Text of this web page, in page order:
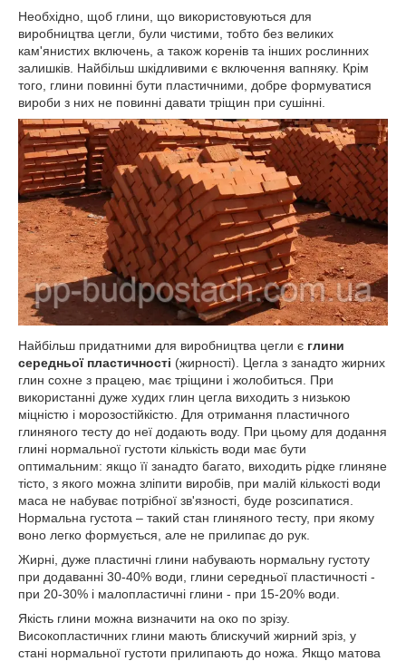
Необхідно, щоб глини, що використовуються для
виробництва цегли, були чистими, тобто без великих
кам'янистих включень, а також коренів та інших рослинних
залишків. Найбільш шкідливими є включення вапняку. Крім
того, глини повинні бути пластичними, добре формуватися
вироби з них не повинні давати тріщин при сушінні.
Найбільш придатними для виробництва цегли є глини
середньої пластичності (жирності). Цегла з занадто жирних
глин сохне з працею, має тріщини і жолобиться. При
використанні дуже худих глин цегла виходить з низькою
міцністю і морозостійкістю. Для отримання пластичного
глиняного тесту до неї додають воду. При цьому для додання
глині нормальної густоти кількість води має бути
оптимальним: якщо її занадто багато, виходить рідке глиняне
тісто, з якого можна зліпити виробів, при малій кількості води
маса не набуває потрібної зв'язності, буде розсипатися.
Нормальна густота – такий стан глиняного тесту, при якому
воно легко формується, але не прилипає до рук.
Жирні, дуже пластичні глини набувають нормальну густоту
при додаванні 30-40% води, глини середньої пластичності -
при 20-30% і малопластичні глини - при 15-20% води.
Якість глини можна визначити на око по зрізу.
Високопластичних глини мають блискучий жирний зріз, у
стані нормальної густоти прилипають до ножа. Якщо матова